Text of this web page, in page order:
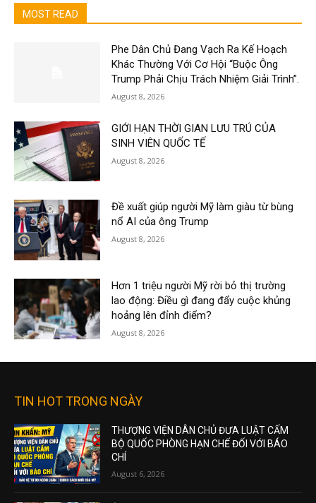
MOST READ
Phe Dân Chủ Đang Vạch Ra Kế Hoạch
Khác Thường Với Cơ Hội “Buộc Ông
Trump Phải Chịu Trách Nhiệm Giải Trình”.
August 8, 2026
GIỚI HẠN THỜI GIAN LƯU TRÚ CỦA
SINH VIÊN QUỐC TẾ
August 8, 2026
Đề xuất giúp người Mỹ làm giàu từ bùng
nổ AI của ông Trump
August 8, 2026
Hơn 1 triệu người Mỹ rời bỏ thị trường
lao động: Điều gì đang đẩy cuộc khủng
hoảng lên đỉnh điểm?
August 8, 2026
TIN HOT TRONG NGÀY
THƯỢNG VIỆN DÂN CHỦ ĐƯA LUẬT CẤM
BỘ QUỐC PHÒNG HẠN CHẾ ĐỐI VỚI BÁO
CHÍ
August 6, 2026